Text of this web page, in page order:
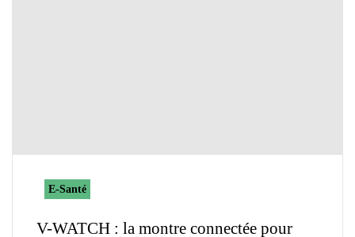
E-Santé
V-WATCH : la montre connectée pour